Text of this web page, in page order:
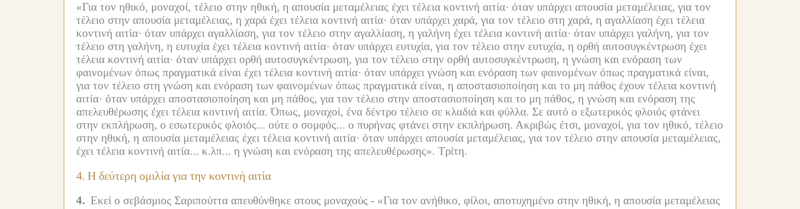
«Για τον ηθικό, μοναχοί, τέλειο στην ηθική, η απουσία μεταμέλειας έχει τέλεια κοντινή αιτία· όταν υπάρχει απουσία μεταμέλειας, για τον
τέλειο στην απουσία μεταμέλειας, η χαρά έχει τέλεια κοντινή αιτία· όταν υπάρχει χαρά, για τον τέλειο στη χαρά, η αγαλλίαση έχει τέλεια
κοντινή αιτία· όταν υπάρχει αγαλλίαση, για τον τέλειο στην αγαλλίαση, η γαλήνη έχει τέλεια κοντινή αιτία· όταν υπάρχει γαλήνη, για τον
τέλειο στη γαλήνη, η ευτυχία έχει τέλεια κοντινή αιτία· όταν υπάρχει ευτυχία, για τον τέλειο στην ευτυχία, η ορθή αυτοσυγκέντρωση έχει
τέλεια κοντινή αιτία· όταν υπάρχει ορθή αυτοσυγκέντρωση, για τον τέλειο στην ορθή αυτοσυγκέντρωση, η γνώση και ενόραση των
φαινομένων όπως πραγματικά είναι έχει τέλεια κοντινή αιτία· όταν υπάρχει γνώση και ενόραση των φαινομένων όπως πραγματικά είναι,
για τον τέλειο στη γνώση και ενόραση των φαινομένων όπως πραγματικά είναι, η αποστασιοποίηση και το μη πάθος έχουν τέλεια κοντινή
αιτία· όταν υπάρχει αποστασιοποίηση και μη πάθος, για τον τέλειο στην αποστασιοποίηση και το μη πάθος, η γνώση και ενόραση της
απελευθέρωσης έχει τέλεια κοντινή αιτία. Όπως, μοναχοί, ένα δέντρο τέλειο σε κλαδιά και φύλλα. Σε αυτό ο εξωτερικός φλοιός φτάνει
στην εκπλήρωση, ο εσωτερικός φλοιός... ούτε ο σομφός... ο πυρήνας φτάνει στην εκπλήρωση. Ακριβώς έτσι, μοναχοί, για τον ηθικό, τέλειο
στην ηθική, η απουσία μεταμέλειας έχει τέλεια κοντινή αιτία· όταν υπάρχει απουσία μεταμέλειας, για τον τέλειο στην απουσία μεταμέλειας,
έχει τέλεια κοντινή αιτία... κ.λπ... η γνώση και ενόραση της απελευθέρωσης». Τρίτη.
4. Η δεύτερη ομιλία για την κοντινή αιτία
4. Εκεί ο σεβάσμιος Σαριπούττα απευθύνθηκε στους μοναχούς - «Για τον ανήθικο, φίλοι, αποτυχημένο στην ηθική, η απουσία μεταμέλειας